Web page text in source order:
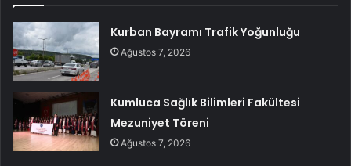
Kurban Bayramı Trafik Yoğunluğu
Ağustos 7, 2026
Kumluca Sağlık Bilimleri Fakültesi
Mezuniyet Töreni
Ağustos 7, 2026